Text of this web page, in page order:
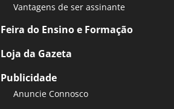
Vantagens de ser assinante
Feira do Ensino e Formação
Loja da Gazeta
Publicidade
Anuncie Connosco